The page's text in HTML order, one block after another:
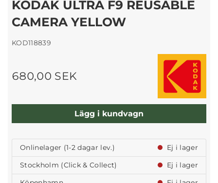
KODAK ULTRA F9 REUSABLE
CAMERA YELLOW
KOD118839
680,00 SEK
Lägg i kundvagn
Onlinelager (1-2 dagar lev.)
Ej i lager
Stockholm (Click & Collect)
Ej i lager